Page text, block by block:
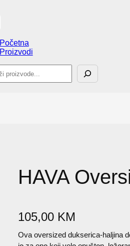
Početna
Proizvodi
HAVA
105,00 KM
Ova oversized dukserica-haljina